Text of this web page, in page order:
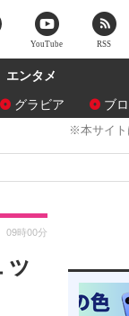
エンタメ
グラビア ブ
※本サイト
09時00分
YouTube RSS